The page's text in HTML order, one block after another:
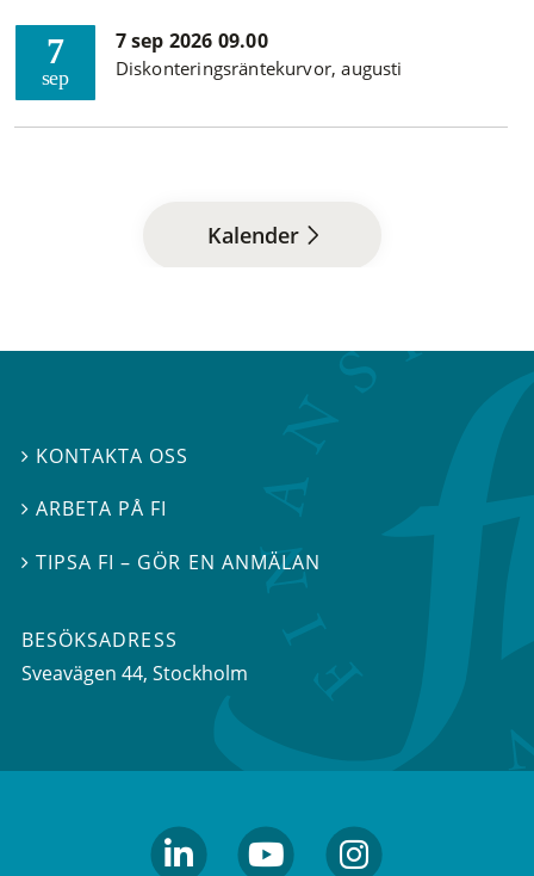
7
sep
7 sep 2026 09.00
Diskonteringsräntekurvor, augusti
Kalender
 KONTAKTA OSS
ARBETA PÅ FI
TIPSA FI – GÖR EN ANMÄLAN
BESÖKSADRESS
Sveavägen 44, Stockholm